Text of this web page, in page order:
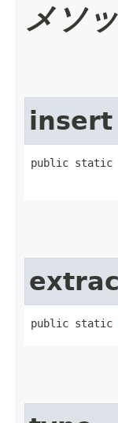
メソ
insert
public static
public static